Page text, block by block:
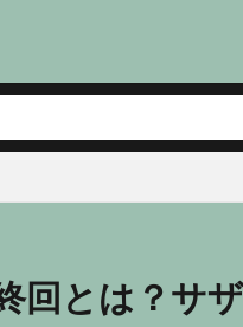
回とは？サザ